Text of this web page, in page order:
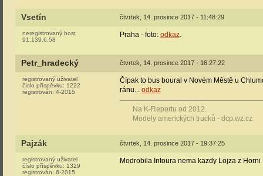
Vsetín čtvrtek, 14. prosince 2017 - 11:48:29
neregistrovaný host
91.139.6.58
Praha - foto: odkaz.
Petr_hradecký čtvrtek, 14. prosince 2017 - 16:27:22
registrovaný uživatel
číslo příspěvku: 1222
registrován: 4-2015
Čípak to bus boural v Novém Městě u
ránu... odkaz
Na K-Reportu od 2012.
Modely amerických trucků - dcp.wz.cz
Pajzák čtvrtek, 14. prosince 2017 - 19:37:25
registrovaný uživatel
číslo příspěvku: 1329
registrován: 6-2015
Modrobila Intoura nema kazdy Lojza z Horni